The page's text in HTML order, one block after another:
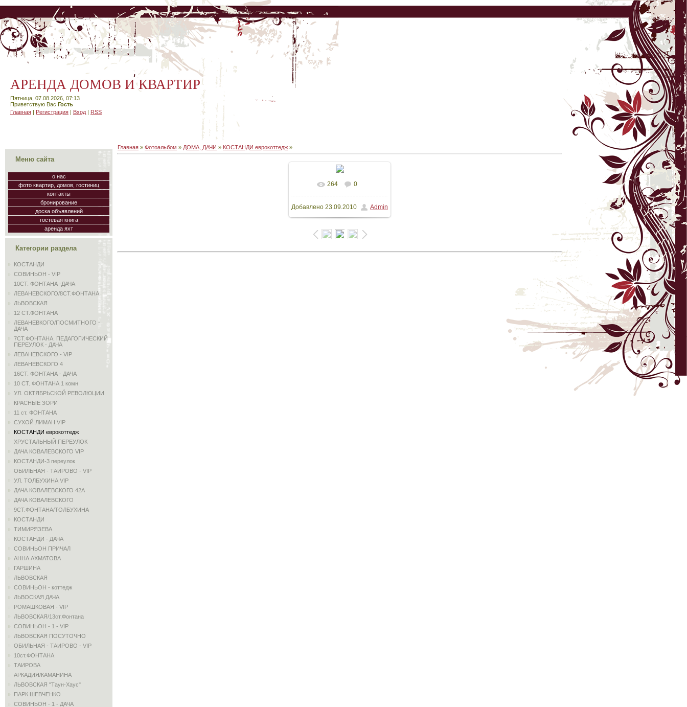
АРЕНДА ДОМОВ И КВАРТИР
Пятница, 07.08.2026, 07:13
Приветствую Вас Гость
Главная | Регистрация | Вход | RSS
Меню сайта
о нас
фото квартир, домов, гостиниц
контакты
бронирование
доска объявлений
гостевая книга
аренда яхт
Категории раздела
КОСТАНДИ
СОВИНЬОН - VIP
10СТ. ФОНТАНА -ДАЧА
ЛЕВАНЕВСКОГО/8СТ.ФОНТАНА
ЛЬВОВСКАЯ
12 СТ.ФОНТАНА
ЛЕВАНЕВКОГО/ПОСМИТНОГО -
ДАЧА
7СТ.ФОНТАНА. ПЕДАГОГИЧЕСКИЙ
ПЕРЕУЛОК - ДАЧА
ЛЕВАНЕВСКОГО - VIP
ЛЕВАНЕВСКОГО 4
16СТ. ФОНТАНА - ДАЧА
10 СТ. ФОНТАНА 1 комн
УЛ. ОКТЯБРЬСКОЙ РЕВОЛЮЦИИ
КРАСНЫЕ ЗОРИ
11 ст. ФОНТАНА
СУХОЙ ЛИМАН VIP
КОСТАНДИ еврокоттедж
ХРУСТАЛЬНЫЙ ПЕРЕУЛОК
ДАЧА КОВАЛЕВСКОГО VIP
КОСТАНДИ-3 переулок
ОБИЛЬНАЯ - ТАИРОВО - VIP
УЛ. ТОЛБУХИНА VIP
ДАЧА КОВАЛЕВСКОГО 42А
ДАЧА КОВАЛЕВСКОГО
9СТ.ФОНТАНА/ТОЛБУХИНА
КОСТАНДИ
ТИМИРЯЗЕВА
КОСТАНДИ - ДАЧА
СОВИНЬОН ПРИЧАЛ
АННА АХМАТОВА
ГАРШИНА
ЛЬВОВСКАЯ
СОВИНЬОН - коттедж
ЛЬВОСКАЯ ДАЧА
РОМАШКОВАЯ - VIP
ЛЬВОВСКАЯ/13ст.Фонтана
СОВИНЬОН - 1 - VIP
ЛЬВОВСКАЯ ПОСУТОЧНО
ОБИЛЬНАЯ - ТАИРОВО - VIP
10ст.ФОНТАНА
ТАИРОВА
АРКАДИЯ/КАМАНИНА
ЛЬВОВСКАЯ "Таун-Хаус"
ПАРК ШЕВЧЕНКО
СОВИНЬОН - 1 - ДАЧА
Главная » Фотоальбом » ДОМА, ДАЧИ » КОСТАНДИ еврокоттедж »
В реальном размере
1600x1195/ 156.4Kb
264 0
Добавлено 23.09.2010 Admin